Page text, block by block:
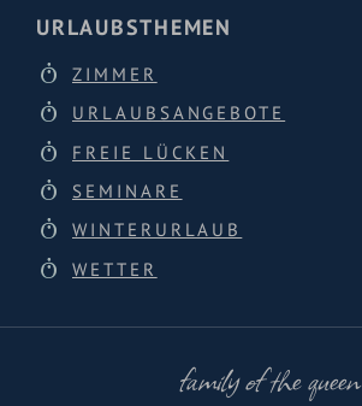
URLAUBSTHEMEN
ZIMMER
URLAUBSANGEBOTE
FREIE LÜCKEN
SEMINARE
WINTERURLAUB
WETTER
family of the queen